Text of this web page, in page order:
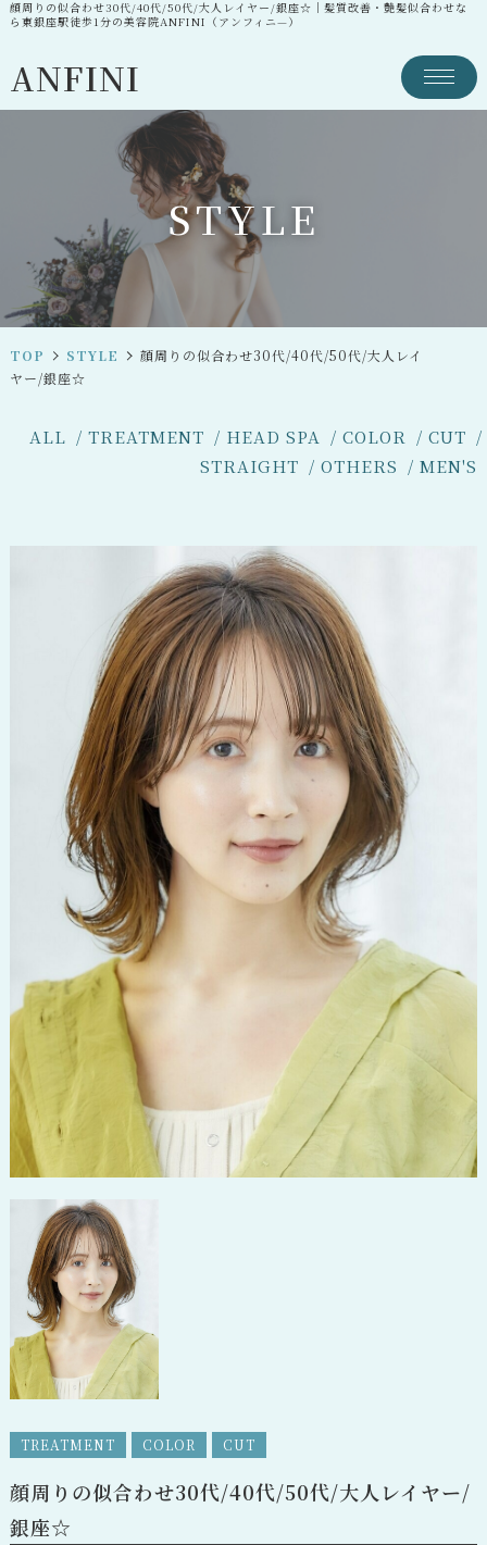
顔周りの似合わせ30代/40代/50代/大人レイヤー/銀座☆｜髪質改善・艶髪似合わせな
ら東銀座駅徒歩1分の美容院ANFINI（アンフィニ—）
ANFINI
STYLE
TOP STYLE
顔周りの似合わせ30代/40代/50代/大人レイ
ヤー/銀座☆
ALL TREATMENT HEAD SPA COLOR
CUT
STRAIGHT
OTHERS MEN'S
TREATMENT COLOR CUT
顔周りの似合わせ30代/40代/50代/大人レイヤー/
銀座☆